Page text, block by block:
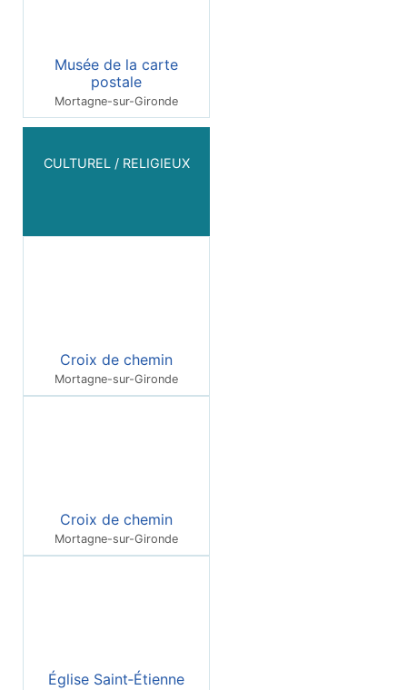
Musée de la carte
postale
Mortagne-sur-Gironde
CULTUREL / RELIGIEUX
Croix de chemin
Mortagne-sur-Gironde
Croix de chemin
Mortagne-sur-Gironde
Église Saint‑Étienne